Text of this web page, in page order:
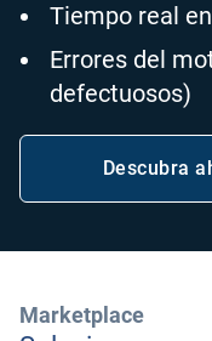
Tiempo real
Errores del
defectuosos)
Descubra
Marketplace